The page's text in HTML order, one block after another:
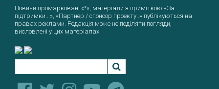
Новини промарковані «*», матеріали з приміткою «За
підтримки...», «Партнер / спонсор проекту..» публікуються на
правах реклами. Редакція може не поділяти погляди,
висловлені у цих матеріалах.